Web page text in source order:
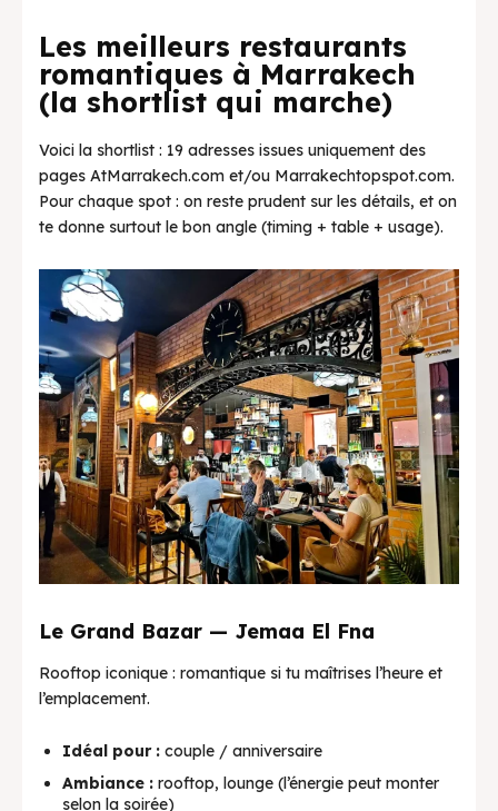
Les meilleurs restaurants
romantiques à Marrakech
(la shortlist qui marche)
Voici la shortlist : 19 adresses issues uniquement des
pages AtMarrakech.com et/ou Marrakechtopspot.com.
Pour chaque spot : on reste prudent sur les détails, et on
te donne surtout le bon angle (timing + table + usage).
Le Grand Bazar — Jemaa El Fna
Rooftop iconique : romantique si tu maîtrises l’heure et
l’emplacement.
Idéal pour : couple / anniversaire
Ambiance : rooftop, lounge (l’énergie peut monter
selon la soirée)